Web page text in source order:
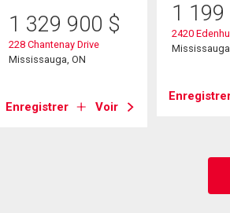
1 329 900 $
228 Chantenay Drive
Mississauga, ON
Enregistrer Voir
1 199
2420